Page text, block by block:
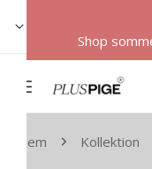
til indhold
Shop
Hjem Kollektion